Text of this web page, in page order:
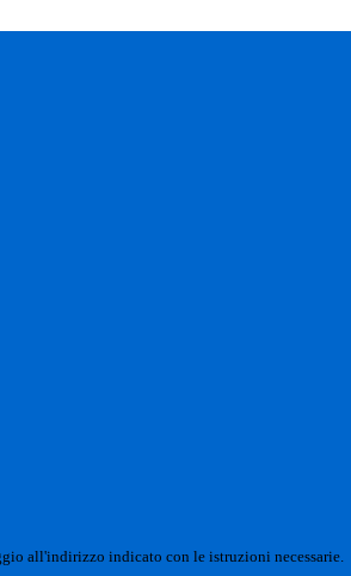
all'indirizzo indicato con le istruzioni necessarie.